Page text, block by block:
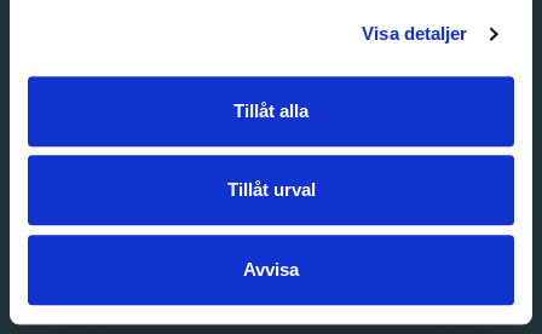
Visa detaljer
Tillåt alla
Tillåt urval
Avvisa